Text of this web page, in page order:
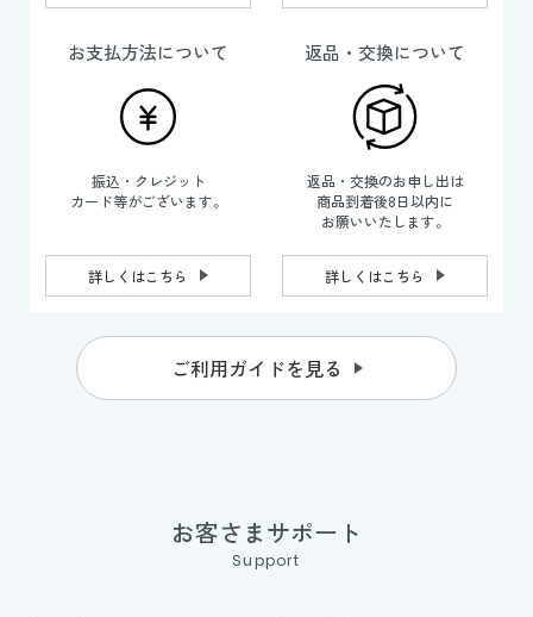
お支払方法について
振込・クレジット
カード等がございます。
詳しくはこちら
返品・交換について
返品・交換のお申し出は
商品到着後8日以内に
お願いいたします。
詳しくはこちら
ご利用ガイドを見る
お客さまサポート
Support